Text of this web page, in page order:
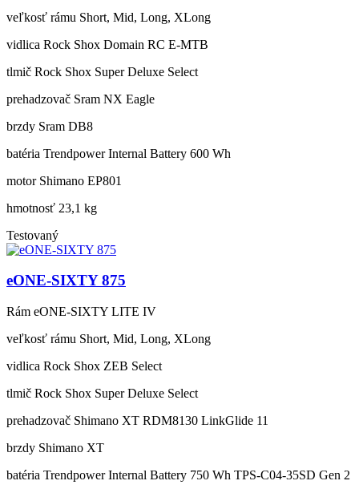
veľkosť rámu Short, Mid, Long, XLong
vidlica Rock Shox Domain RC E-MTB
tlmič Rock Shox Super Deluxe Select
prehadzovač Sram NX Eagle
brzdy Sram DB8
batéria Trendpower Internal Battery 600 Wh
motor Shimano EP801
hmotnosť 23,1 kg
Testovaný
eONE-SIXTY 875
Rám eONE-SIXTY LITE IV
veľkosť rámu Short, Mid, Long, XLong
vidlica Rock Shox ZEB Select
tlmič Rock Shox Super Deluxe Select
prehadzovač Shimano XT RDM8130 LinkGlide 11
brzdy Shimano XT
batéria Trendpower Internal Battery 750 Wh TPS-C04-35SD Gen 2